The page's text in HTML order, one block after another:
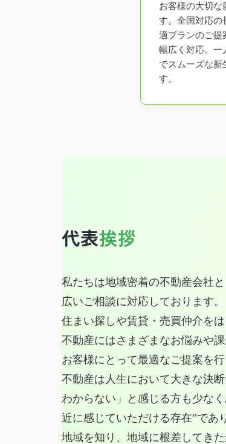
お客様の大切な
す。全国対応の
適プランのご提
幅広く対応。一
でスムーズな新
す。
代表挨拶
私たちは地域密着の不動産会社
広いご相談に対応しております。
住まい探しや賃貸・売買仲介を
不動産にはさまざまなお悩みや
お客様にとって最適なご提案を
不動産は人生において大きな決
わからない」と感じる方も少な
近に感じていただける存在”であ
地域を知り、地域に根差してき